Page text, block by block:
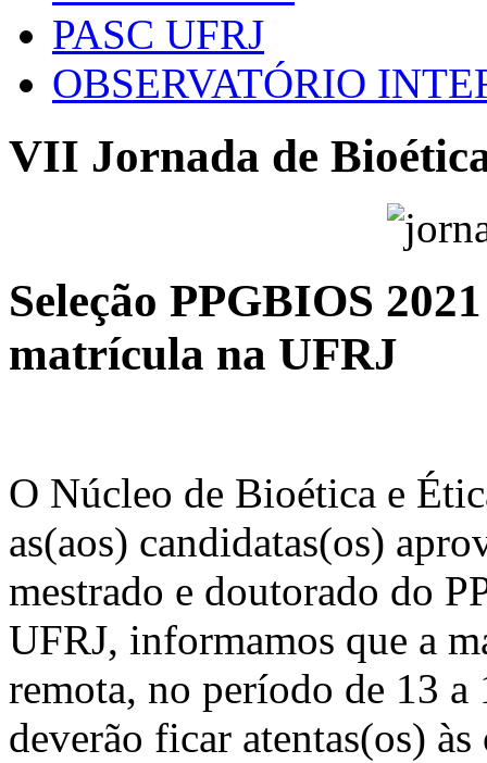
PASC UFRJ
OBSERVATÓRIO
VII Jornada de
Seleção PPGBIOS
matrícula na UFRJ
O Núcleo de Bioética e
as(aos) candidatas(os)
mestrado e doutorado do
UFRJ, informamos que a
remota, no período de 13 a
deverão ficar atentas(os)